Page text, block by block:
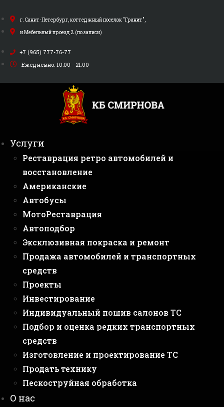
к
содержимому
г. Санкт-Петербург, коттеджный поселок "Гранит",
и Мебельный проезд 2 (по записи)
+7 (965) 777-76-77
Ежедневно: 10:00 - 21:00
Услуги
Реставрация ретро автомобилей и
восстановление
Американские
Автобусы
МотоРеставрация
Автоподбор
Эксклюзивная покраска и ремонт
Продажа автомобилей и транспортных
средств
Проекты
Инвестирование
Индивидуальный пошив салонов ТС
Подбор и оценка редких транспортных
средств
Изготовление и проектирование ТС
Продать технику
Пескоструйная обработка
О нас